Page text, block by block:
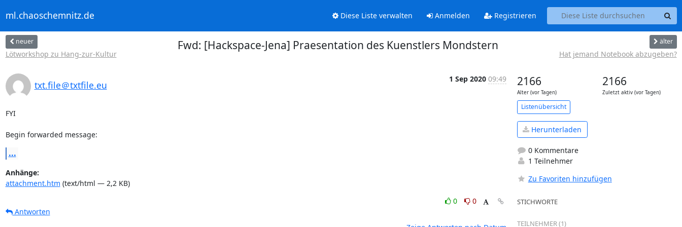
ml.chaoschemnitz.de Diese Liste verwalten Anmelden Registrieren
neuer
Lötworkshop zu Hang-zur-Kultur
Fwd: [Hackspace-Jena] Praesentation des Kuenstlers Mondstern älter
Hat jemand Notebook abzugeben?
txt.file＠txtfile.eu
1 Sep 2020 09:49
FYI
Begin forwarded message:
...
Anhänge:
attachment.htm (text/html — 2,2 KB)
0
0
Antworten
2166
Alter (vor Tagen)
2166
Zuletzt aktiv (vor Tagen)
Listenübersicht
Herunterladen
0 Kommentare
1 Teilnehmer
Zu Favoriten hinzufügen
STICHWORTE
TEILNEHMER (1)